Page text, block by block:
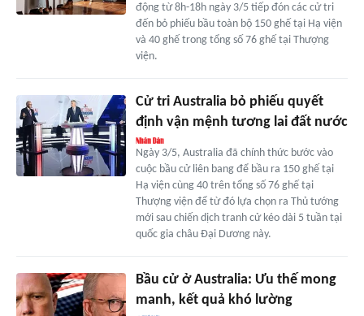
động từ 8h-18h ngày 3/5 tiếp đón các cử tri
đến bỏ phiếu bầu toàn bộ 150 ghế tại Hạ viện
và 40 ghế trong tổng số 76 ghế tại Thượng
viện.
Cử tri Australia bỏ phiếu quyết
định vận mệnh tương lai đất nước
Ngày 3/5, Australia đã chính thức bước vào
cuộc bầu cử liên bang để bầu ra 150 ghế tại
Hạ viện cùng 40 trên tổng số 76 ghế tại
Thượng viện để từ đó lựa chọn ra Thủ tướng
mới sau chiến dịch tranh cử kéo dài 5 tuần tại
quốc gia châu Đại Dương này.
Bầu cử ở Australia: Ưu thế mong
manh, kết quả khó lường